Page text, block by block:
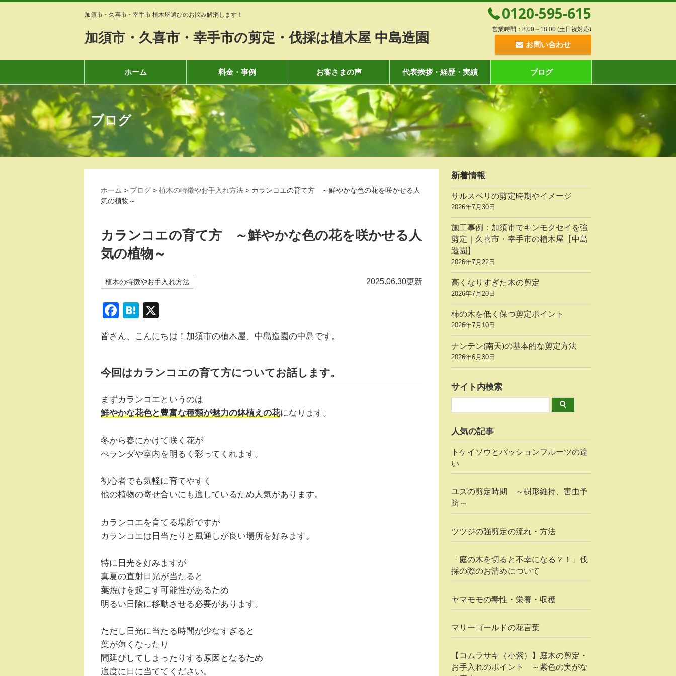
加須市・久喜市・幸手市 植木屋選びのお悩み解消します！
加須市・久喜市・幸手市の剪定・伐採は植木屋 中島造園
0120-595-615
営業時間：8:00～18:00 (土日祝対応)
お問い合わせ
ホーム 料金・事例 お客さまの声 代表挨拶・経歴・実績 ブログ
ブログ
ホーム > ブログ > 植木の特徴やお手入れ方法 > カランコエの育て方 ～鮮やかな色の花を咲かせる人
気の植物～
カランコエの育て方 ～鮮やかな色の花を咲かせる人
気の植物～
植木の特徴やお手入れ方法 2025.06.30更新
F
c
b
o
k
H
e
a
皆さん、こんにちは！加須市の植木屋、中島造園の中島です。
今回はカランコエの育て方についてお話します。
まずカランコエというのは
鮮やかな花色と豊富な種類が魅力の鉢植えの花になります。
冬から春にかけて咲く花が
べランダや室内を明るく彩ってくれます。
初心者でも気軽に育てやすく
他の植物の寄せ合いにも適しているため人気があります。
カランコエを育てる場所ですが
カランコエは日当たりと風通しが良い場所を好みます。
特に日光を好みますが
真夏の直射日光が当たると
葉焼けを起こす可能性があるため
明るい日陰に移動させる必要があります。
ただし日光に当たる時間が少なすぎると
葉が薄くなったり
間延びしてしまったりする原因となるため
適度に日に当ててください。
新着情報
サルスベリの剪定時期やイメージ
2026年7月30日
施工事例：加須市でキンモクセイを強
剪定｜久喜市・幸手市の植木屋【中島
造園】
2026年7月22日
高くなりすぎた木の剪定
2026年7月20日
柿の木を低く保つ剪定ポイント
2026年7月10日
ナンテン(南天)の基本的な剪定方法
2026年6月30日
サイト内検索
人気の記事
トケイソウとパッションフルーツの違
い
ユズの剪定時期 ～樹形維持、害虫予
防～
ツツジの強剪定の流れ・方法
「庭の木を切ると不幸になる？！」伐
採の際のお清めについて
ヤマモモの毒性・栄養・収穫
マリーゴールドの花言葉
【コムラサキ（小紫）】庭木の剪定・
お手入れのポイント ～紫色の実がな